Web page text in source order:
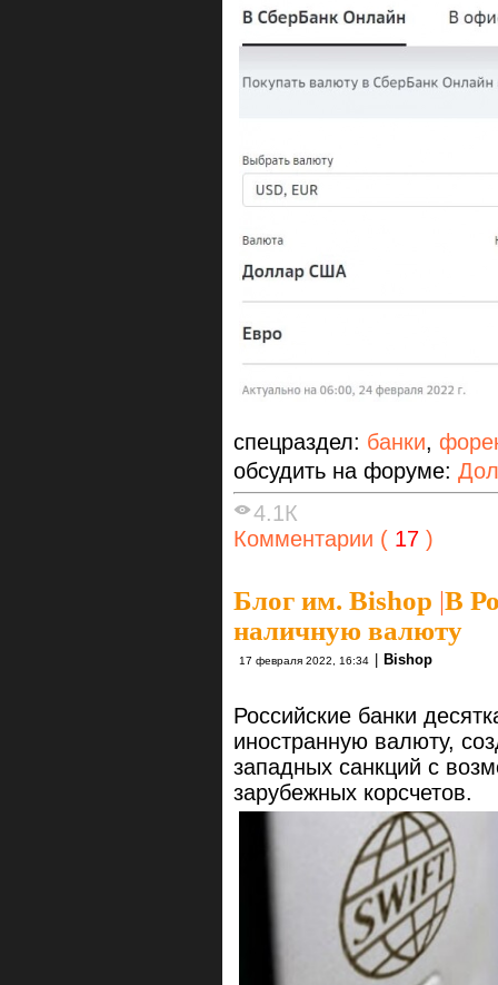
спецраздел: банки,
обсудить на форуме:
4.1К
Комментарии ( 17 )
Блог им. Bishop |В
наличную валюту
17 февраля 2022, 16:34 Bishop
Российские банки
иностранную валюту,
западных санкций с
зарубежных корсчетов.